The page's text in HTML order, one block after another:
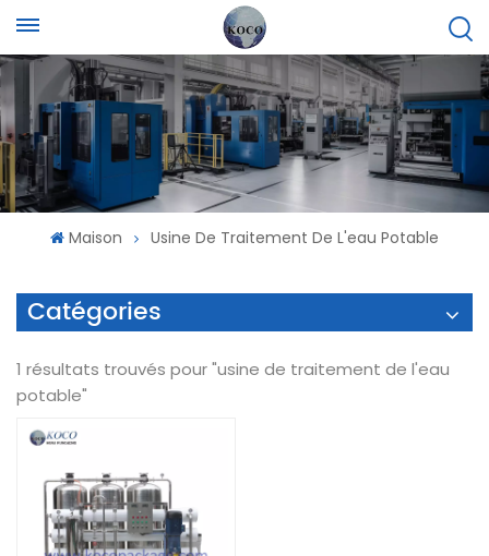
Maison Usine De Traitement De L'eau Potable
Catégories
1 résultats trouvés pour "usine de traitement de l'eau
potable"